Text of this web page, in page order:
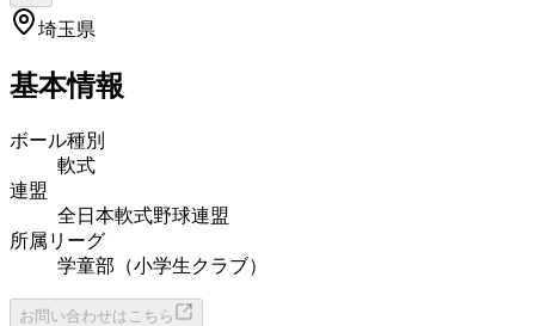
埼玉県
基本情報
ボール種別
軟式
連盟
全日本軟式野球連盟
所属リーグ
学童部（小学生クラブ）
お問い合わせはこちら